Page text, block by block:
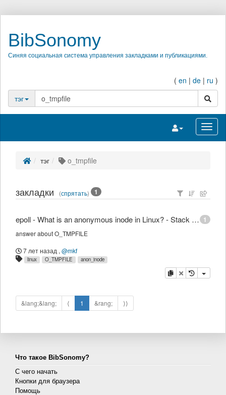
BibSonomy
Синяя социальная система управления закладками и публикациями.
( en | de | ru )
тэг
поиск
Переключить
тэг o_tmpfile
закладки (спрятать) 1
1
epoll - What is an anonymous inode in Linux? - Stack Overflow
answer about O_TMPFILE
7 лет назад , @mkf
linux O_TMPFILE anon_inode
копировать
удалить
&lang;&lang; ⟨ 1 &rang; ⟩⟩
Что такое BibSonomy?
С чего начать
Кнопки для браузера
Помощь